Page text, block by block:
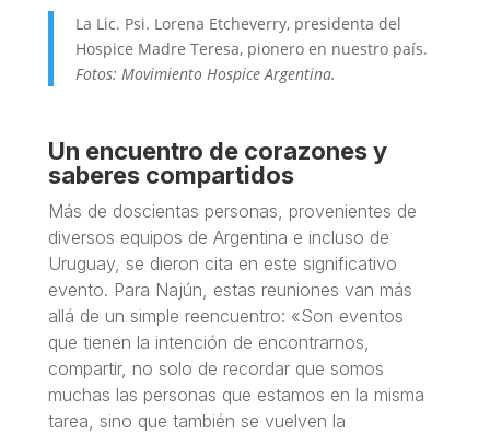
La Lic. Psi. Lorena Etcheverry, presidenta del
Hospice Madre Teresa, pionero en nuestro país.
Fotos: Movimiento Hospice Argentina.
Un encuentro de corazones y
saberes compartidos
Más de doscientas personas, provenientes de
diversos equipos de Argentina e incluso de
Uruguay, se dieron cita en este significativo
evento. Para Najún, estas reuniones van más
allá de un simple reencuentro: «Son eventos
que tienen la intención de encontrarnos,
compartir, no solo de recordar que somos
muchas las personas que estamos en la misma
tarea, sino que también se vuelven la